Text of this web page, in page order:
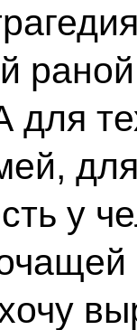
раной
для
у